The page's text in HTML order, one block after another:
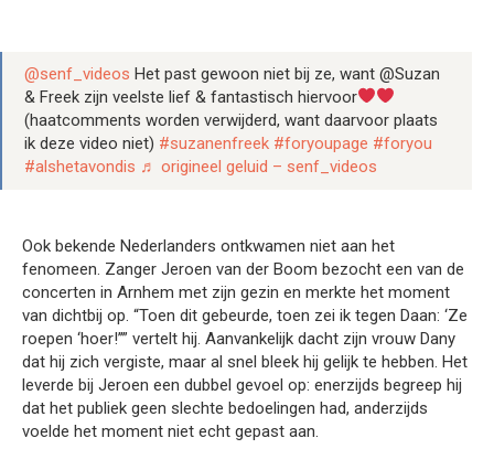
@senf_videos Het past gewoon niet bij ze, want @Suzan
& Freek zijn veelste lief & fantastisch hiervoor
(haatcomments worden verwijderd, want daarvoor plaats
ik deze video niet) #suzanenfreek #foryoupage #foryou
#alshetavondis ♬ origineel geluid – senf_videos
Ook bekende Nederlanders ontkwamen niet aan het
fenomeen. Zanger Jeroen van der Boom bezocht een van de
concerten in Arnhem met zijn gezin en merkte het moment
van dichtbij op. “Toen dit gebeurde, toen zei ik tegen Daan: ‘Ze
roepen ‘hoer!’’” vertelt hij. Aanvankelijk dacht zijn vrouw Dany
dat hij zich vergiste, maar al snel bleek hij gelijk te hebben. Het
leverde bij Jeroen een dubbel gevoel op: enerzijds begreep hij
dat het publiek geen slechte bedoelingen had, anderzijds
voelde het moment niet echt gepast aan.